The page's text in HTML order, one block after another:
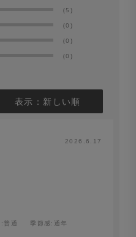
(5)
(0)
(0)
(0)
表示：新しい順
2026.6.17
:普通 季節感:通年